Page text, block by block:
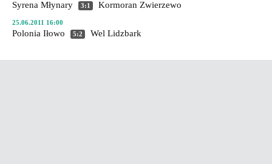
Syrena Młynary 3:1 Kormoran Zwierzewo
25.06.2011 16:00
Polonia Iłowo 5:2 Wel Lidzbark